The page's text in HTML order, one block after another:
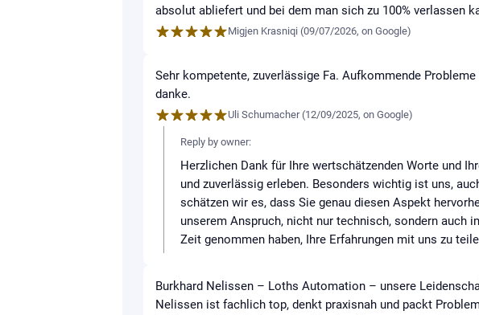
absolut abliefert und bei dem man sich zu 100% verlassen
Migjen Krasniqi (09/07/2026, on Google)
Sehr kompetente, zuverlässige Fa. Aufkommende
danke.
Uli Schumacher(12/09/2025, on Google)
Reply by owner:
Herzlichen Dank für Ihre wertschätzenden Worte und
und zuverlässig erleben. Besonders wichtig ist uns,
schätzen wir es, dass Sie genau diesen Aspekt
unserem Anspruch, nicht nur technisch, sondern auch
Zeit genommen haben, Ihre Erfahrungen mit uns zu
Burkhard Nelissen – Loths Automation – unsere
Nelissen ist fachlich top, denkt praxisnah und packt